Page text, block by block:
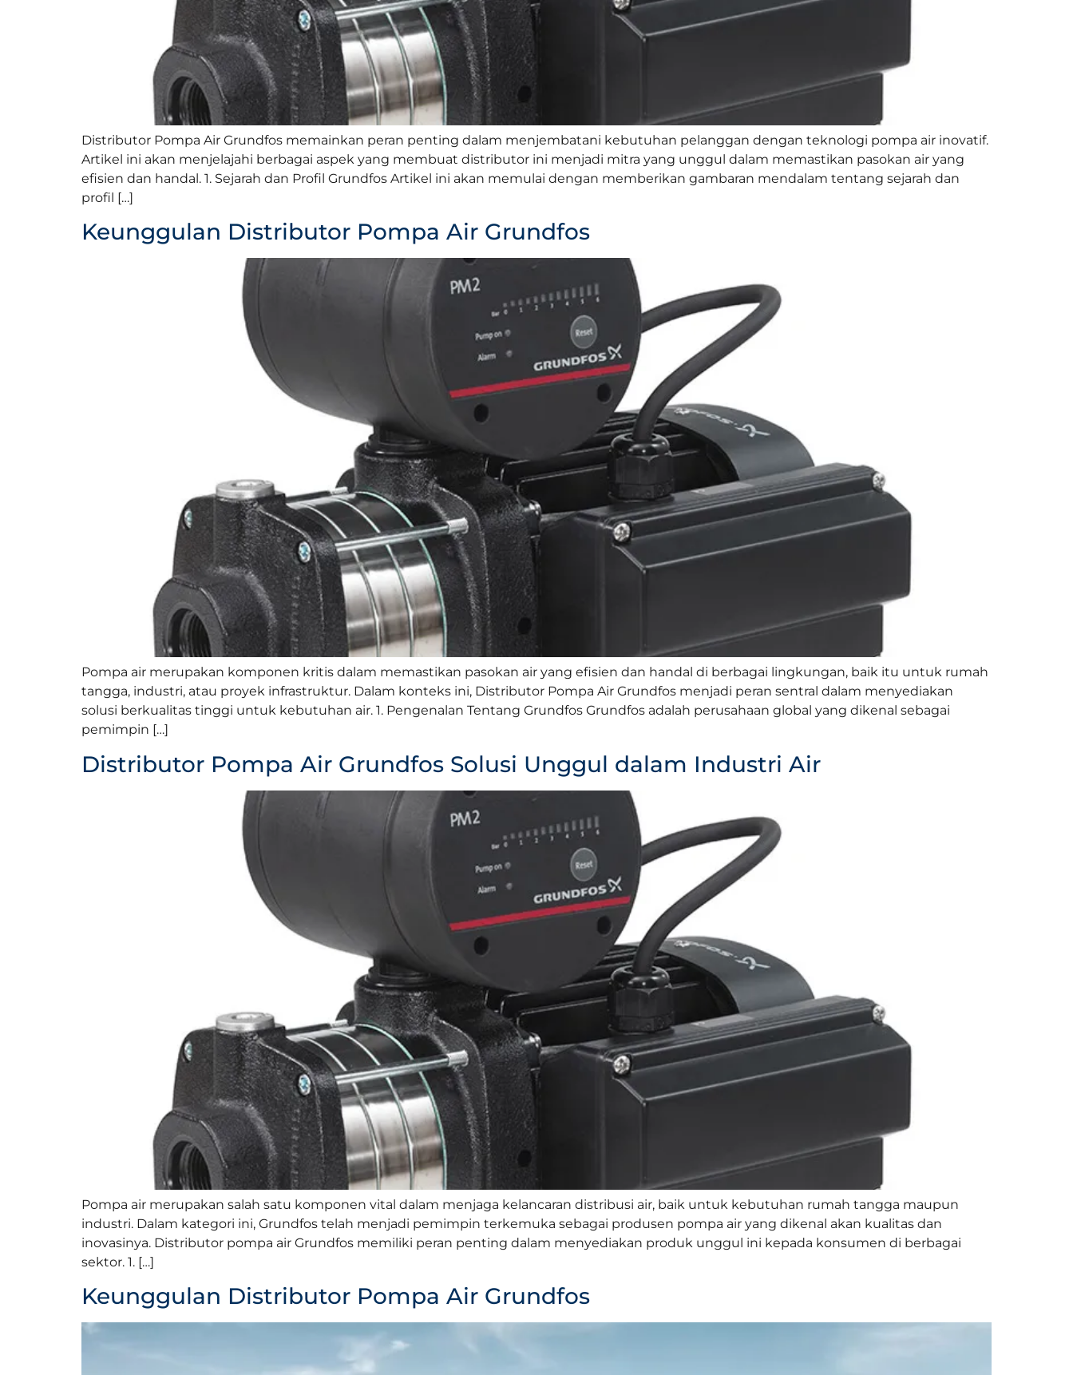
Distributor Pompa Air Grundfos memainkan peran penting dalam menjembatani kebutuhan pelanggan dengan teknologi pompa air inovatif.
Artikel ini akan menjelajahi berbagai aspek yang membuat distributor ini menjadi mitra yang unggul dalam memastikan pasokan air yang
efisien dan handal. 1. Sejarah dan Profil Grundfos Artikel ini akan memulai dengan memberikan gambaran mendalam tentang sejarah dan
profil […]
Keunggulan Distributor Pompa Air Grundfos
Pompa air merupakan komponen kritis dalam memastikan pasokan air yang efisien dan handal di berbagai lingkungan, baik itu untuk rumah
tangga, industri, atau proyek infrastruktur. Dalam konteks ini, Distributor Pompa Air Grundfos menjadi peran sentral dalam menyediakan
solusi berkualitas tinggi untuk kebutuhan air. 1. Pengenalan Tentang Grundfos Grundfos adalah perusahaan global yang dikenal sebagai
pemimpin […]
Distributor Pompa Air Grundfos Solusi Unggul dalam Industri Air
Pompa air merupakan salah satu komponen vital dalam menjaga kelancaran distribusi air, baik untuk kebutuhan rumah tangga maupun
industri. Dalam kategori ini, Grundfos telah menjadi pemimpin terkemuka sebagai produsen pompa air yang dikenal akan kualitas dan
inovasinya. Distributor pompa air Grundfos memiliki peran penting dalam menyediakan produk unggul ini kepada konsumen di berbagai
sektor. 1. […]
Keunggulan Distributor Pompa Air Grundfos